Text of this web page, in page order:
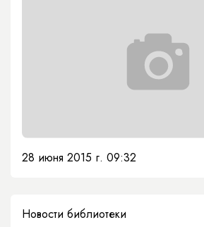
28 июня 2015 г. 09:32
Новости библиотеки